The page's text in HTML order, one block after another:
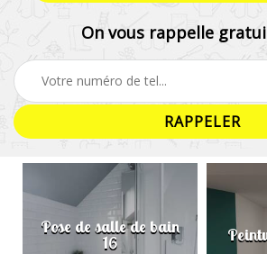
On vous rappelle
Pose de salle de bain
16